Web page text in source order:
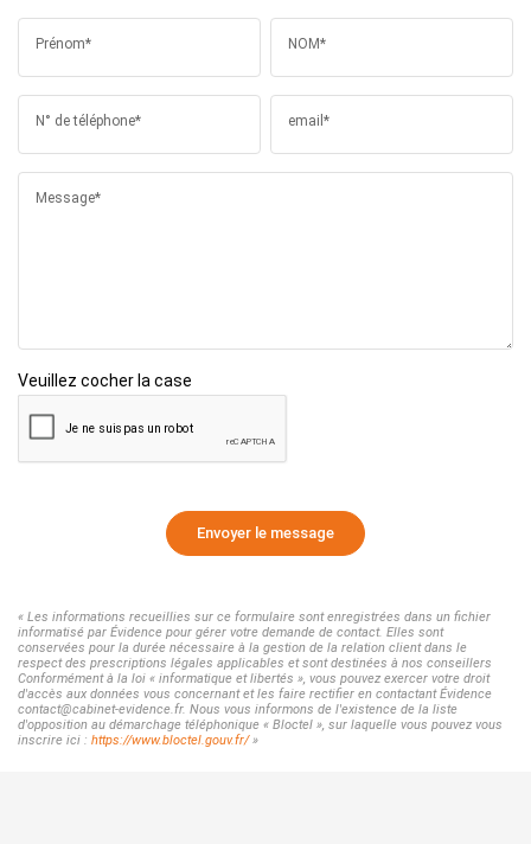
Prénom* NOM*
N° de téléphone* email*
Message*
Veuillez cocher la case
Envoyer le message
« Les informations recueillies sur ce formulaire sont enregistrées dans un fichier
informatisé par Évidence pour gérer votre demande de contact. Elles sont
conservées pour la durée nécessaire à la gestion de la relation client dans le
respect des prescriptions légales applicables et sont destinées à nos conseillers
Conformément à la loi « informatique et libertés », vous pouvez exercer votre droit
d'accès aux données vous concernant et les faire rectifier en contactant Évidence
contact@cabinet-evidence.fr. Nous vous informons de l'existence de la liste
d'opposition au démarchage téléphonique « Bloctel », sur laquelle vous pouvez vous
inscrire ici : https://www.bloctel.gouv.fr/»